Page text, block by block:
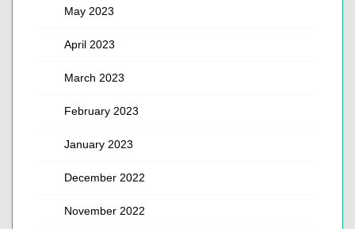
May 2023
April 2023
March 2023
February 2023
January 2023
December 2022
November 2022